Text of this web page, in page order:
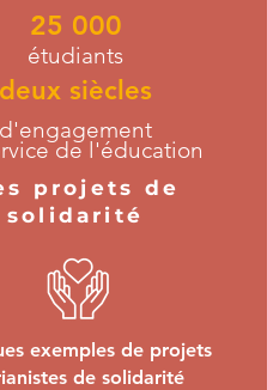
25 000
étudiants
deux siècles
d'engagement
de l'éducation
projets de
solidarité
exemples de projets
de solidarité